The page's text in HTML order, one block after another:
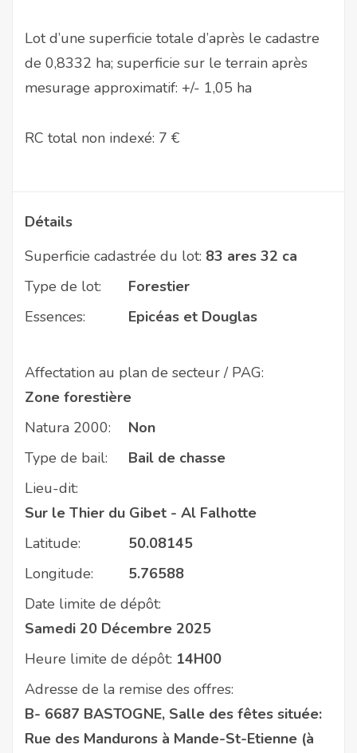
Lot d’une superficie totale d’après le cadastre
de 0,8332 ha; superficie sur le terrain après
mesurage approximatif: +/- 1,05 ha
RC total non indexé: 7 €
Détails
Superficie cadastrée du lot: 83 ares 32 ca
Type de lot:
Forestier
Essences:
Epicéas et Douglas
Affectation au plan de secteur / PAG:
Zone forestière
Natura 2000:
Non
Type de bail:
Bail de chasse
Lieu-dit:
Sur le Thier du Gibet - Al Falhotte
Latitude:
50.08145
Longitude:
5.76588
Date limite de dépôt:
Samedi 20 Décembre 2025
Heure limite de dépôt: 14H00
Adresse de la remise des offres:
B- 6687 BASTOGNE, Salle des fêtes située:
Rue des Mandurons à Mande-St-Etienne (à